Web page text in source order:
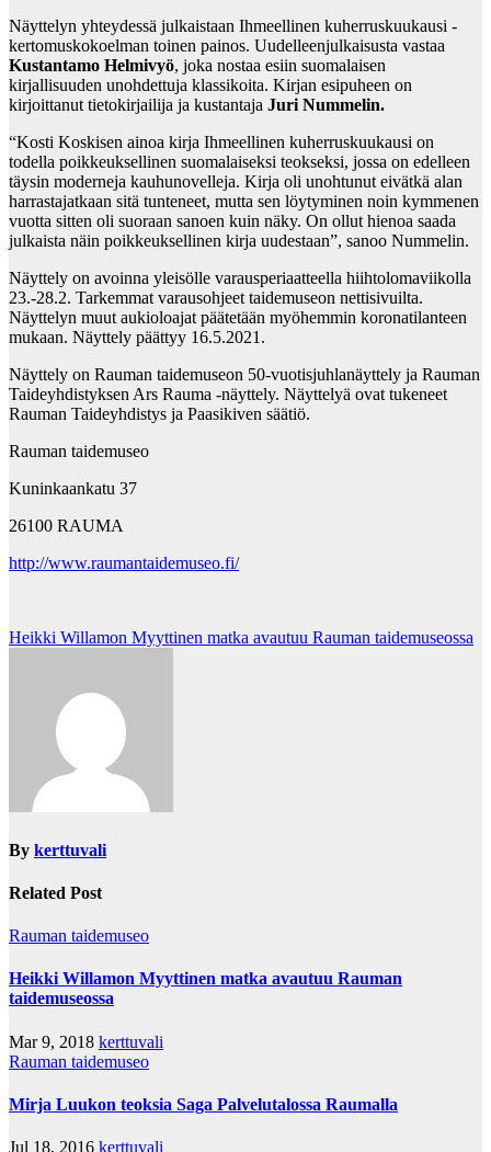
Näyttelyn yhteydessä julkaistaan Ihmeellinen kuherruskuukausi -
kertomuskokoelman toinen painos. Uudelleenjulkaisusta vastaa
Kustantamo Helmivyö, joka nostaa esiin suomalaisen
kirjallisuuden unohdettuja klassikoita. Kirjan esipuheen on
kirjoittanut tietokirjailija ja kustantaja Juri Nummelin.
“Kosti Koskisen ainoa kirja Ihmeellinen kuherruskuukausi on
todella poikkeuksellinen suomalaiseksi teokseksi, jossa on edelleen
täysin moderneja kauhunovelleja. Kirja oli unohtunut eivätkä alan
harrastajatkaan sitä tunteneet, mutta sen löytyminen noin kymmenen
vuotta sitten oli suoraan sanoen kuin näky. On ollut hienoa saada
julkaista näin poikkeuksellinen kirja uudestaan”, sanoo Nummelin.
Näyttely on avoinna yleisölle varausperiaatteella hiihtolomaviikolla
23.-28.2. Tarkemmat varausohjeet taidemuseon nettisivuilta.
Näyttelyn muut aukioloajat päätetään myöhemmin koronatilanteen
mukaan. Näyttely päättyy 16.5.2021.
Näyttely on Rauman taidemuseon 50-vuotisjuhlanäyttely ja Rauman
Taideyhdistyksen Ars Rauma -näyttely. Näyttelyä ovat tukeneet
Rauman Taideyhdistys ja Paasikiven säätiö.
Rauman taidemuseo
Kuninkaankatu 37
26100 RAUMA
http://www.raumantaidemuseo.fi/
Post
Heikki Willamon Myyttinen matka avautuu Rauman taidemuseossa
By kerttuvali
Related Post
Rauman taidemuseo
Heikki Willamon Myyttinen matka avautuu Rauman
taidemuseossa
Mar 9, 2018 kerttuvali
Rauman taidemuseo
Mirja Luukon teoksia Saga Palvelutalossa Raumalla
Jul 18, 2016 kerttuvali